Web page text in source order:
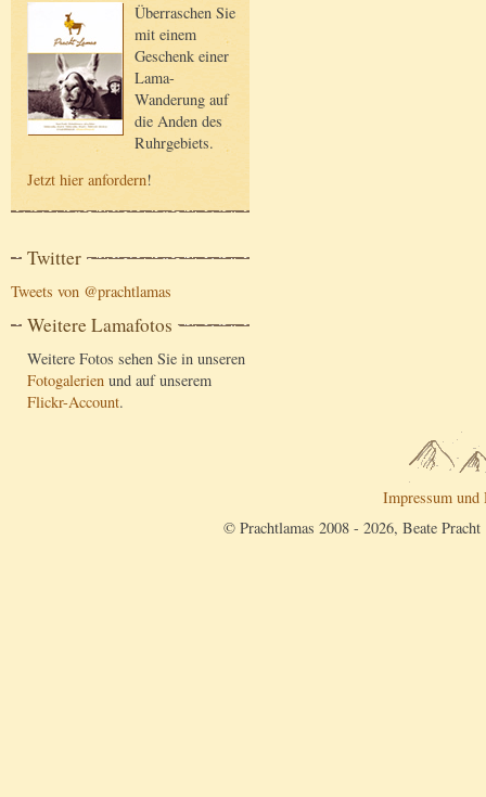
Überraschen Sie
mit einem
Geschenk einer
Lama-
Wanderung auf
die Anden des
Ruhrgebiets.
Jetzt hier anfordern!
Twitter
Tweets von @prachtlamas
Weitere Lamafotos
Weitere Fotos sehen Sie in unseren
Fotogalerien und auf unserem
Flickr-Account.
Impressum und
© Prachtlamas 2008 - 2026, Beate Pracht